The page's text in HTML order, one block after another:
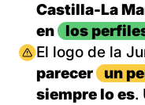
Castilla-La
en
los
Imagen
El logo de la
parecer
un
siempre lo es.